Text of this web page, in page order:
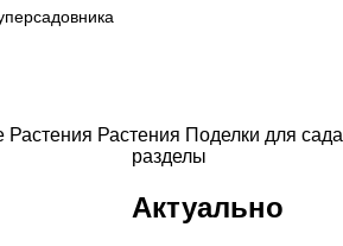
Растения Растения Поделки для сада
разделы
Актуально